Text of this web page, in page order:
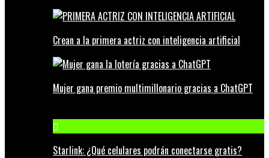
Crean a la primera actriz con inteligencia artificial
Mujer gana premio multimillonario gracias a ChatGPT
Starlink: ¿Qué celulares podrán conectarse gratis?